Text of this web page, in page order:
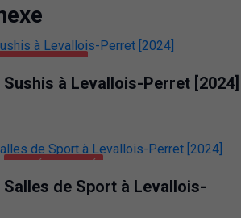
à Levallois-Perret [2024]
de Sport à Levallois-